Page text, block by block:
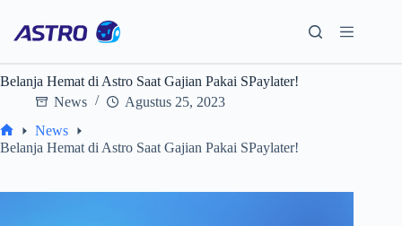
content
Belanja Hemat di Astro Saat Gajian Pakai SPaylater!
News
Agustus 25, 2023
Home
News
Belanja Hemat di Astro Saat Gajian Pakai SPaylater!